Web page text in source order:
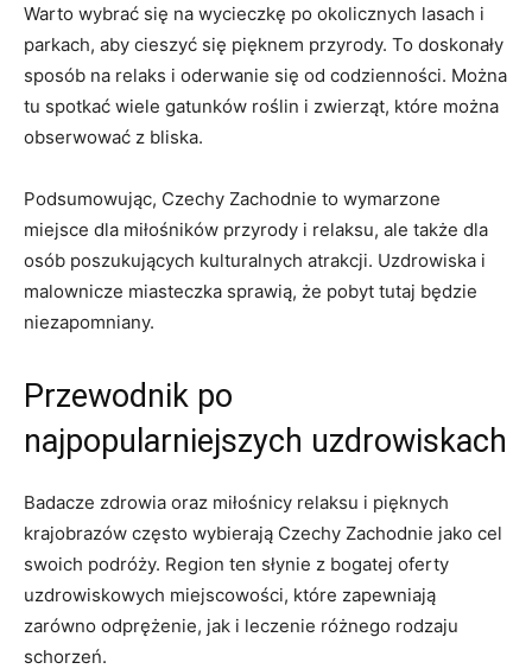
Warto wybrać się na ​wycieczkę po⁤ okolicznych⁤ lasach i
parkach, aby cieszyć się ⁢pięknem przyrody. To ⁢doskonały
sposób na relaks i oderwanie się od codzienności. Można⁣
tu spotkać wiele gatunków roślin i zwierząt, które ‌można
obserwować z bliska.
Podsumowując, Czechy Zachodnie to wymarzone
miejsce dla miłośników przyrody i relaksu, ale także dla
osób poszukujących kulturalnych atrakcji. ​Uzdrowiska i
malownicze ⁤miasteczka sprawią, że pobyt tutaj będzie
niezapomniany.
Przewodnik po
najpopularniejszych uzdrowiskach
Badacze zdrowia oraz miłośnicy relaksu i pięknych
krajobrazów często wybierają Czechy Zachodnie jako cel
⁤swoich podróży. Region ten słynie z‌ bogatej oferty
uzdrowiskowych miejscowości, które zapewniają
zarówno odprężenie, jak‌ i leczenie różnego rodzaju
schorzeń.